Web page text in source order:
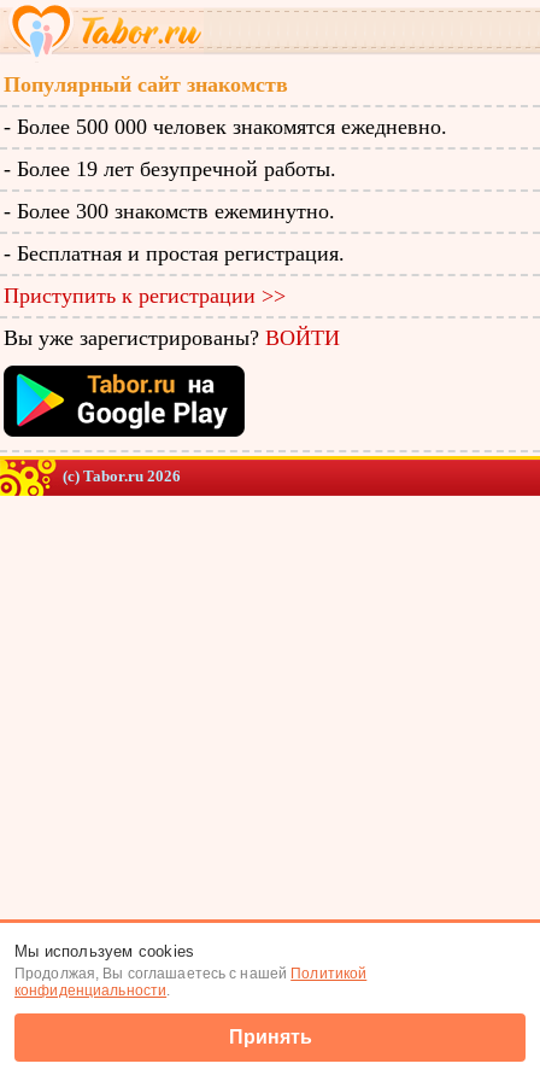
Популярный сайт знакомств
- Более 500 000 человек знакомятся ежедневно.
- Более 19 лет безупречной работы.
- Более 300 знакомств ежеминутно.
- Бесплатная и простая регистрация.
Приступить к регистрации >>
Вы уже зарегистрированы? ВОЙТИ
(c) Tabor.ru 2026
Мы используем cookies
Продолжая, Вы соглашаетесь с нашей Политикой
конфиденциальности.
Принять